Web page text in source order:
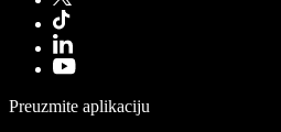
Preuzmite aplikaciju